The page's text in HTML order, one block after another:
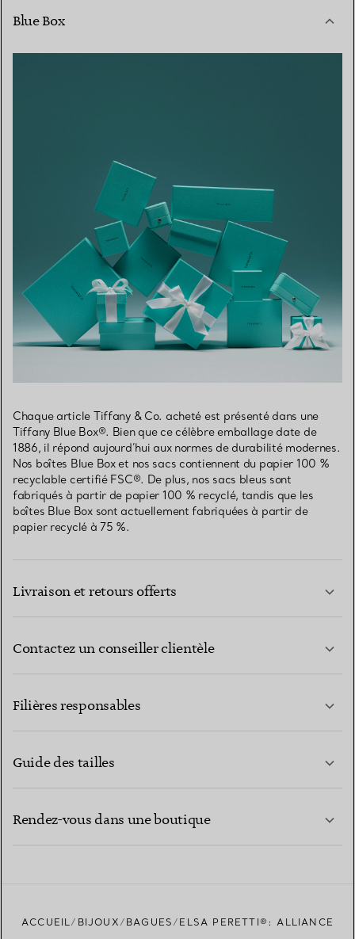
Blue Box
Chaque article Tiffany & Co. acheté est présenté dans une
Tiffany Blue Box®. Bien que ce célèbre emballage date de
1886, il répond aujourd’hui aux normes de durabilité modernes.
Nos boîtes Blue Box et nos sacs contiennent du papier 100 %
recyclable certifié FSC®. De plus, nos sacs bleus sont
fabriqués à partir de papier 100 % recyclé, tandis que les
boîtes Blue Box sont actuellement fabriquées à partir de
papier recyclé à 75 %.
Livraison et retours offerts
Contactez un conseiller clientèle
Filières responsables
Guide des tailles
Rendez-vous dans une boutique
TROUVEZ LA BOUTIQUE LA PLUS PROCHE
ACCUEIL BIJOUX BAGUES ELSA PERETTI®: ALLIANCE